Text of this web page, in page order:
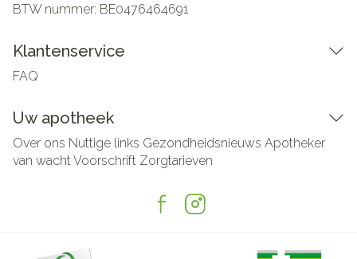
BTW nummer: BE0476464691
Klantenservice
FAQ
Uw apotheek
Over ons Nuttige links Gezondheidsnieuws Apotheker
van wachtVoorschrift Zorgtarieven